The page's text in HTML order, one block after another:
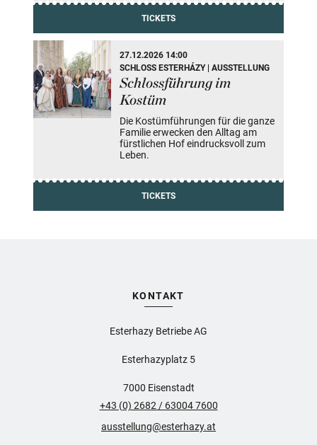
TICKETS
27.12.2026 14:00
SCHLOSS ESTERHÁZY | AUSSTELLUNG
Schlossführung im
Kostüm
Die Kostümführungen für die ganze
Familie erwecken den Alltag am
fürstlichen Hof eindrucksvoll zum
Leben.
TICKETS
KONTAKT
Esterhazy Betriebe AG
Esterhazyplatz 5
7000 Eisenstadt
+43 (0) 2682 / 63004 7600
ausstellung@esterhazy.at